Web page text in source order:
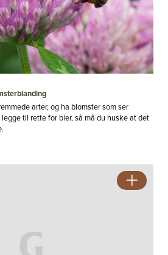
arter, og ha blomster som ser
til rette for bier, så må du huske at det